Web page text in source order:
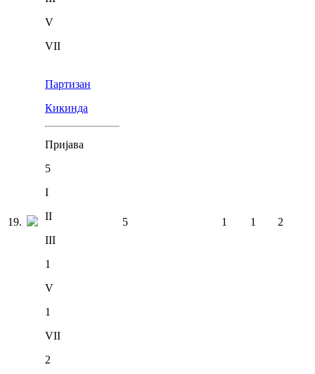
V
VII
19.
Партизан
Кикинда
Пријава
5
I
II
III
1
V
1
VII
2
5 1 1 2